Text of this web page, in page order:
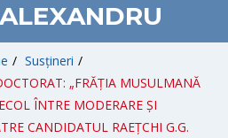
/ Susțineri /
„FRĂȚIA MUSULMANĂ
ÎNTRE MODERARE ȘI
CANDIDATUL RAEȚCHI G.G.